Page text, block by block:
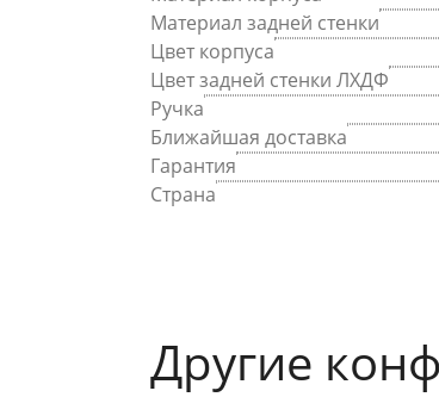
Материал задней стенки
Цвет корпуса
Цвет задней стенки ЛХДФ
Ручка
Ближайшая доставка
Гарантия
Страна
Другие